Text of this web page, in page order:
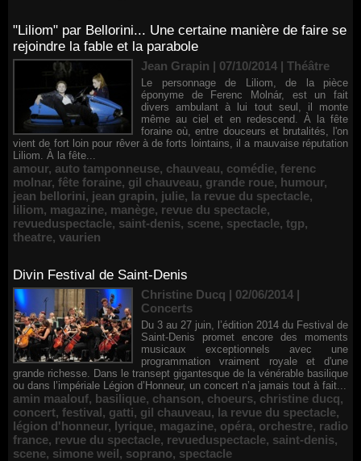
"Liliom" par Bellorini... Une certaine manière de faire se
rejoindre la fable et la parabole
Jean Grapin | 07/10/2014 | Théâtre
Le personnage de Liliom, de la pièce
éponyme de Ferenc Molnár, est un fait
divers ambulant à lui tout seul, il monte
même au ciel et en redescend. À la fête
foraine où, entre douceurs et brutalités, l'on
vient de fort loin pour rêver à de forts lointains, il a mauvaise réputation
Liliom. À la fête...
amour, auto tamponneuse, chauveau, comédie, ferenc
molnar, fête foraine, gil chauveau, grande roue, humour,
jean bellorini, jean grapin, julie, la revue du spectacle,
liliom, magazine, manège, revue du spectacle,
revueduspectacle, saint-denis, scene, spectacle, tgp,
theatre, vaurien
Divin Festival de Saint-Denis
Christine Ducq | 02/06/2014 |
Concerts
Du 3 au 27 juin, l’édition 2014 du Festival de
Saint-Denis promet encore des moments
musicaux exceptionnels avec une
programmation vraiment royale et d'une
grande richesse. Dans le transept gigantesque de la vénérable basilique
ou dans l’impériale Légion d’Honneur, un concert n’a jamais tout à fait...
amin maalouf, basilique, chanson, choeurs, christine ducq,
concert, festival, gatti, gil chauveau, la revue du spectacle,
légion d'honneur, lyrique, magazine, opéra, orchestre, radio
france, revue du spectacle, revueduspectacle, saint-denis,
scene, simone weil, soprano, spectacle